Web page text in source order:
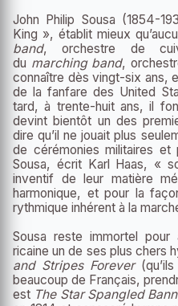
John Philip Sousa (1854-
King », établit mieux
band, orchestre de
du marching band,
connaître dès vingt-six ans,
de la fanfare des United
tard, à trente-huit ans, il
devint bientôt un des
dire qu’il ne jouait plus
de cérémonies militaires et
Sousa, écrit Karl Haas, «
inventif de leur matière
harmonique, et pour la
rythmique inhérent à la
Sousa reste immortel
ricaine un de ses plus chers
and Stripes Forever
beaucoup de Français,
est The Star Spangled